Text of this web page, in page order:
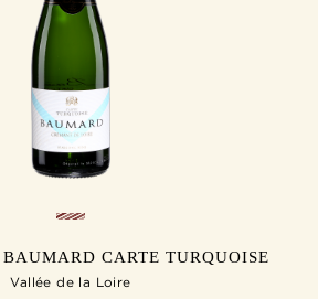
CARTE TURQUOISE
Vallée de la Loire